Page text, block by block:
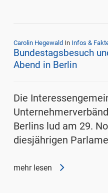
Carolin Hegewald In Infos &
Bundestagsbesuch
Abend in Berlin
Die
Berlins lud am 29.
diesjährigen
mehr lesen